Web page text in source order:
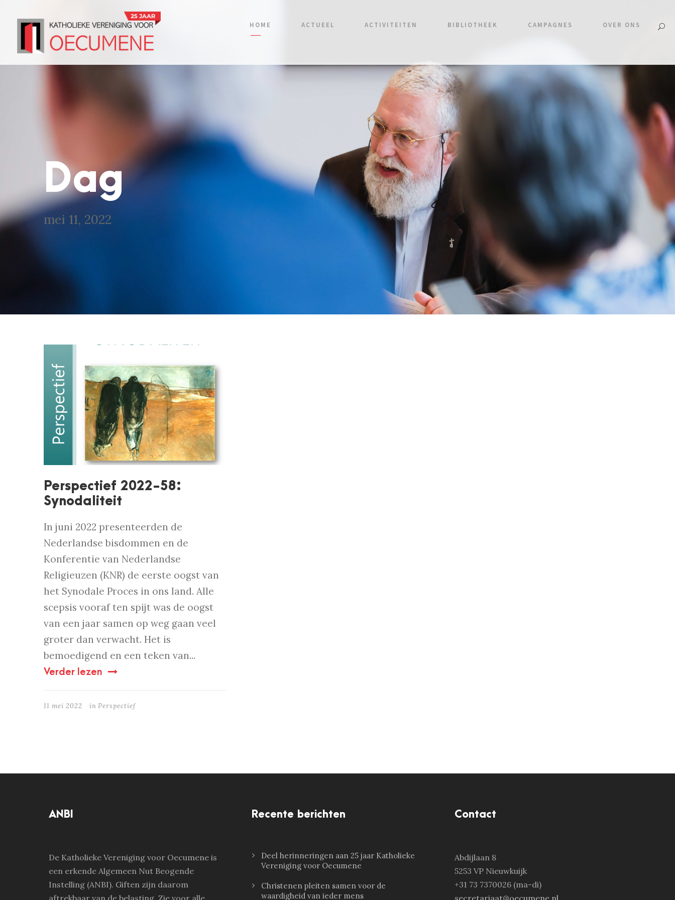
HOME ACTUEEL ACTIVITEITEN BIBLIOTHEEK CAMPAGNES OVER ONS
Dag
mei 11, 2022
Perspectief 2022-58:
Synodaliteit
In juni 2022 presenteerden de
Nederlandse bisdommen en de
Konferentie van Nederlandse
Religieuzen (KNR) de eerste oogst van
het Synodale Proces in ons land. Alle
scepsis vooraf ten spijt was de oogst
van een jaar samen op weg gaan veel
groter dan verwacht. Het is
bemoedigend en een teken van...
Verder lezen
11 mei 2022 in Perspectief
ANBI
De Katholieke Vereniging voor Oecumene is
een erkende Algemeen Nut Beogende
Instelling (ANBI). Giften zijn daarom
Recente berichten
Deel herinneringen aan 25 jaar Katholieke
Vereniging voor Oecumene
Christenen pleiten samen voor de
waardigheid van ieder mens
Contact
Abdijlaan 8
5253 VP Nieuwkuijk
+31 73 7370026 (ma-di)